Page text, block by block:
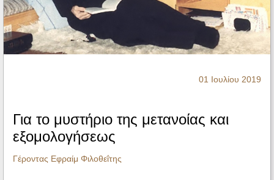
Ηχητικά
01 Ιουλίου 2019
Για το μυστήριο της μετανοίας και
εξομολογήσεως
Γέροντας Εφραίμ Φιλοθεΐτης